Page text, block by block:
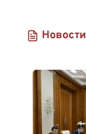
Новости